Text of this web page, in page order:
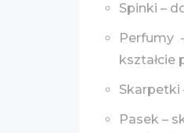
Spinki –
Perfumy
kształcie
Skarpetki
Pasek –